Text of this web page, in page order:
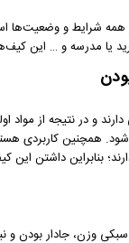
شرایط و وضعیت‌ها
یا مدرسه و … این
و در نتیجه از مواد
همچنین کاربردی
بنابراین داشتن این
وزن، جادار بودن و